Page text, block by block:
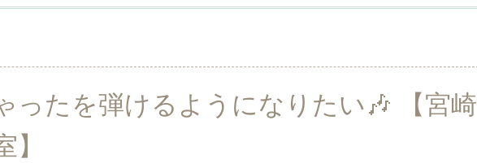
ったを弾けるようになりたい🎶 【宮崎